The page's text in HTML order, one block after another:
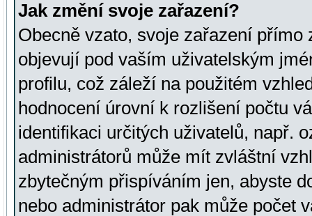
Jak změní svoje zařazení?
Obecně vzato, svoje zařazení přímo
objevují pod vaším uživatelským
profilu, což záleží na použitém
hodnocení úrovní k rozlišení počtu
identifikaci určitých uživatelů, např.
administrátorů může mít zvláštní
zbytečným přispíváním jen, abyste
nebo administrátor pak může počet